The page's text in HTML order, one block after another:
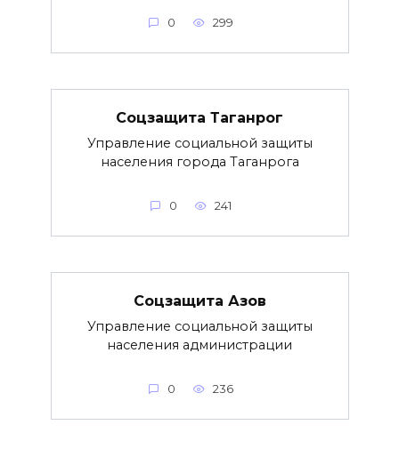
0 299
Соцзащита Таганрог
Управление социальной защиты
населения города Таганрога
0 241
Соцзащита Азов
Управление социальной защиты
населения администрации
0 236